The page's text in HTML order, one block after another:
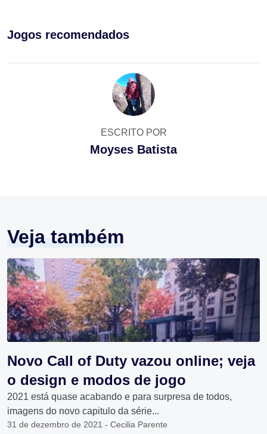
Jogos recomendados
ESCRITO POR
Moyses Batista
Veja também
Novo Call of Duty vazou online; veja
o design e modos de jogo
2021 está quase acabando e para surpresa de todos,
imagens do novo capitulo da série...
31 de dezembro de 2021 - Cecilia Parente